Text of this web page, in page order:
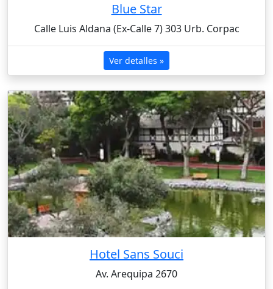
Blue Star
Calle Luis Aldana (Ex-Calle 7) 303 Urb. Corpac
Ver detalles »
Hotel Sans Souci
Av. Arequipa 2670